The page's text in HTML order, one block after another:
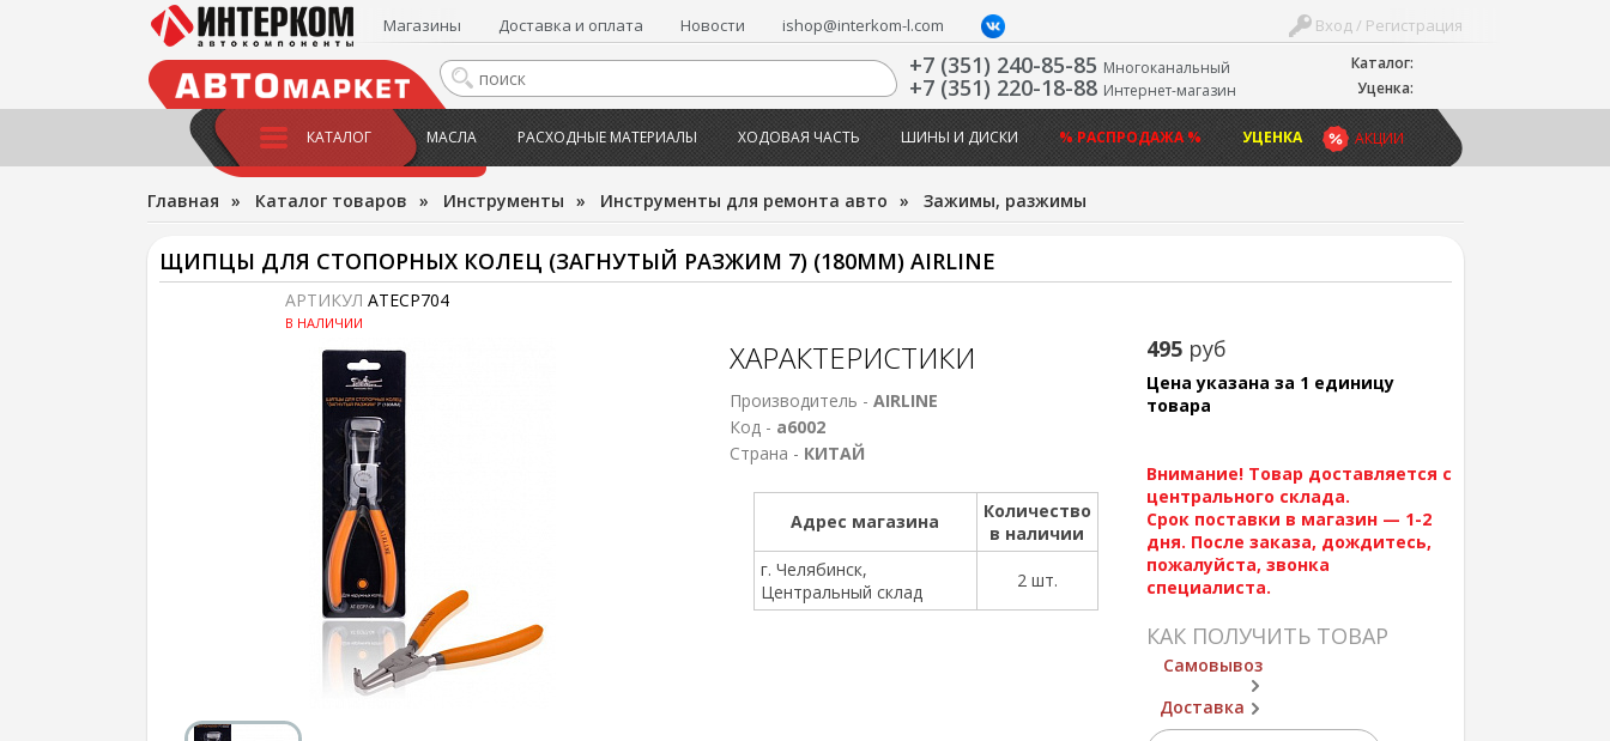
Каталог:
Уценка:
Вход / Регистрация
Магазины Доставка и оплата Новости ishop@interkom-l.com
+7 (351) 240-85-85 Многоканальный
+7 (351) 220-18-88 Интернет-магазин
АКЦИИ
КАТАЛОГ МАСЛА РАСХОДНЫЕ МАТЕРИАЛЫ ХОДОВАЯ ЧАСТЬ ШИНЫ И ДИСКИ % РАСПРОДАЖА % УЦЕНКА
Главная » Каталог товаров » Инструменты » Инструменты для ремонта авто » Зажимы, разжимы
ЩИПЦЫ ДЛЯ СТОПОРНЫХ КОЛЕЦ (ЗАГНУТЫЙ РАЗЖИМ 7) (180ММ) AIRLINE
АРТИКУЛ ATECP704
В НАЛИЧИИ
495 руб
Цена указана за 1 единицу
товара
Внимание! Товар доставляется с
центрального склада.
Срок поставки в магазин — 1-2
дня. После заказа, дождитесь,
пожалуйста, звонка
специалиста.
КАК ПОЛУЧИТЬ ТОВАР
Самовывоз
Доставка
ХАРАКТЕРИСТИКИ
Производитель - AIRLINE
Код - а6002
Страна - КИТАЙ
Адрес магазина
Количество
в наличии
г. Челябинск,
Центральный склад
2 шт.